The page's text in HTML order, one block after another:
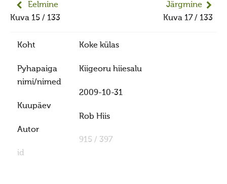
Yldist
Sõbrad ja koostööpartnerid
Maausust
Eelmine
Kuva 15 / 133
Järgmine
Kuva 17 / 133
Koht Koke külas
Pyhapaiga
nimi/nimed
Kiigeoru hiiesalu
Kuupäev
2009-10-31
Autor
Rob Hiis
id
915 / 397